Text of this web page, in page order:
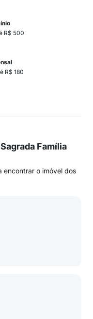
R$ 500
R$ 180
Família
encontrar o imóvel dos